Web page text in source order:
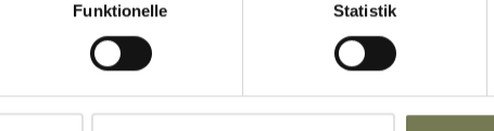
Funktionelle Statistik